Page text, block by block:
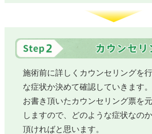
施術前に詳しくカウンセリングを
な症状か決めて確認していきます。
お書き頂いたカウンセリング票を
しますので、どのような症状なの
頂ければと思います。